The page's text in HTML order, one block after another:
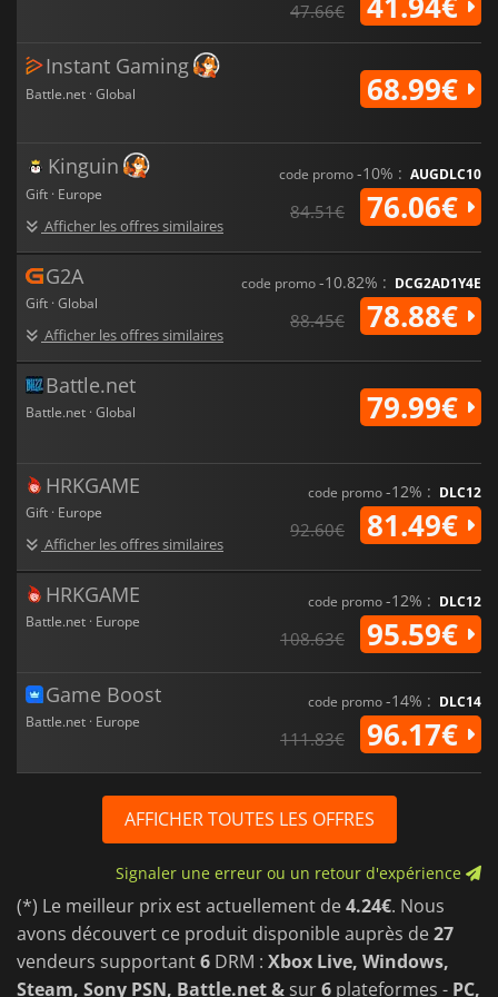
47.66€
Instant Gaming
Battle.net · Global 68.99€
Kinguin
Gift · Europe
Afficher les offres similaires
code promo-10% : AUGDLC10
84.51€ 76.06€
G2A
Gift · Global
Afficher les offres similaires
code promo-10.82% : DCG2AD1Y4E
88.45€ 78.88€
Battle.net
Battle.net · Global 79.99€
HRKGAME
Gift · Europe
Afficher les offres similaires
code promo-12% : DLC12
92.60€ 81.49€
HRKGAME
Battle.net · Europe
code promo-12% : DLC12
108.63€ 95.59€
Game Boost
Battle.net · Europe
code promo-14% : DLC14
111.83€ 96.17€
AFFICHER TOUTES LES OFFRES
Signaler une erreur ou un retour d'expérience
(*) Le meilleur prix est actuellement de4.24€. Nous
avons découvert ce produit disponible auprès de27
vendeurs supportant6 DRM : Xbox Live, Windows,
Steam, Sony PSN, Battle.net & sur6 plateformes - PC,